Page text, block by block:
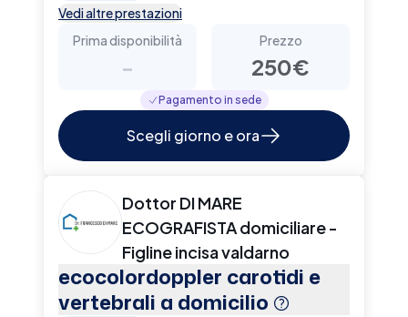
Vedi altre prestazioni
Prima disponibilità
-
Prezzo
250€
Pagamento in sede
Scegli giorno e ora
Dottor DI MARE
ECOGRAFISTA domiciliare -
Figline incisa valdarno
ecocolordoppler carotidi e
vertebrali a domicilio